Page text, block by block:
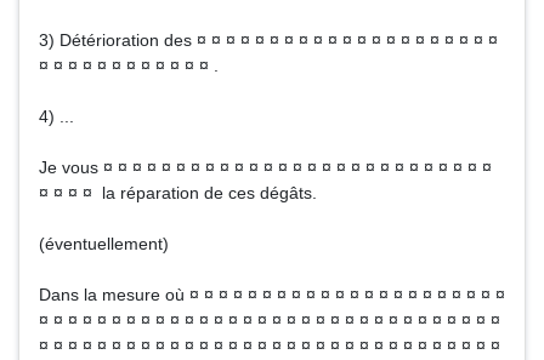
3) Détérioration des ¤ ¤ ¤ ¤ ¤ ¤ ¤ ¤ ¤ ¤ ¤ ¤ ¤ ¤ ¤ ¤ ¤ ¤ ¤ ¤ ¤
¤ ¤ ¤ ¤ ¤ ¤ ¤ ¤ ¤ ¤ ¤ ¤ .
4) ...
Je vous ¤ ¤ ¤ ¤ ¤ ¤ ¤ ¤ ¤ ¤ ¤ ¤ ¤ ¤ ¤ ¤ ¤ ¤ ¤ ¤ ¤ ¤ ¤ ¤ ¤ ¤ ¤
¤ ¤ ¤ ¤ la réparation de ces dégâts.
(éventuellement)
Dans la mesure où ¤ ¤ ¤ ¤ ¤ ¤ ¤ ¤ ¤ ¤ ¤ ¤ ¤ ¤ ¤ ¤ ¤ ¤ ¤ ¤ ¤ ¤
¤ ¤ ¤ ¤ ¤ ¤ ¤ ¤ ¤ ¤ ¤ ¤ ¤ ¤ ¤ ¤ ¤ ¤ ¤ ¤ ¤ ¤ ¤ ¤ ¤ ¤ ¤ ¤ ¤ ¤ ¤ ¤
¤ ¤ ¤ ¤ ¤ ¤ ¤ ¤ ¤ ¤ ¤ ¤ ¤ ¤ ¤ ¤ ¤ ¤ ¤ ¤ ¤ ¤ ¤ ¤ ¤ ¤ ¤ ¤ ¤ ¤ ¤ ¤